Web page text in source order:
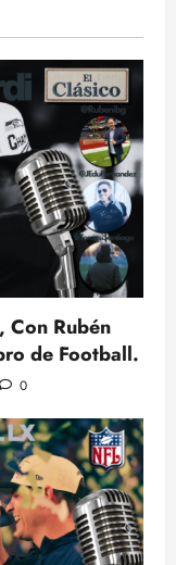
Con Rubén
de Football.
0